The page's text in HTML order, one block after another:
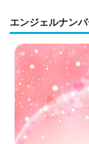
エンジェルナン